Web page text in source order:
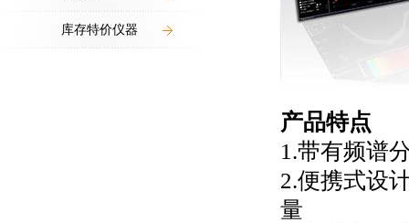
库存特价仪器
产品特点
1.带有频谱
2.便携式设
量